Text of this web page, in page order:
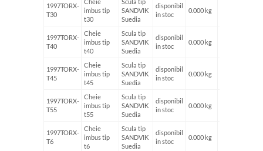
1997TORX-
T30
Cheie
imbus tip
t30
Scula tip
SANDVIK
Suedia
disponibil
in stoc
0.000 kg
1997TORX-
T40
Cheie
imbus tip
t40
Scula tip
SANDVIK
Suedia
disponibil
in stoc
0.000 kg
1997TORX-
T45
Cheie
imbus tip
t45
Scula tip
SANDVIK
Suedia
disponibil
in stoc
0.000 kg
1997TORX-
T55
Cheie
imbus tip
t55
Scula tip
SANDVIK
Suedia
disponibil
in stoc
0.000 kg
1997TORX-
T6
Cheie
imbus tip
t6
Scula tip
SANDVIK
Suedia
disponibil
in stoc
0.000 kg